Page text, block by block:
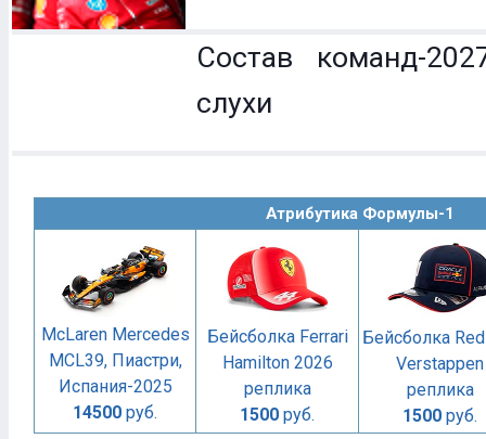
Состав команд-
слухи
Атрибутика Формулы-1
McLaren Mercedes
MCL39, Пиастри,
Испания-2025
14500 руб.
Бейсболка Ferrari
Hamilton 2026
реплика
1500 руб.
Бейсболка
Verstappen
реплика
1500 руб.